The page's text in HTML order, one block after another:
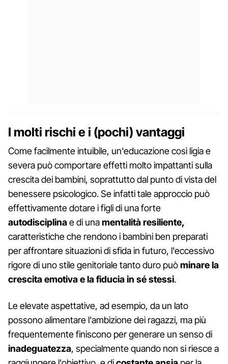
I molti rischi e i (pochi) vantaggi
Come facilmente intuibile, un'educazione così ligia e
severa può comportare effetti molto impattanti sulla
crescita dei bambini, soprattutto dal punto di vista del
benessere psicologico. Se infatti tale approccio può
effettivamente dotare i figli di una forte
autodisciplinae di unamentalità resiliente,
caratteristiche che rendono i bambini ben preparati
per affrontare situazioni di sfida in futuro, l'eccessivo
rigore di uno stile genitoriale tanto duro puòminare la
crescita emotiva e la fiducia in sé stessi.
Le elevate aspettative, ad esempio, da un lato
possono alimentare l'ambizione dei ragazzi, ma più
frequentemente finiscono per generare un senso di
inadeguatezza, specialmente quando non si riesce a